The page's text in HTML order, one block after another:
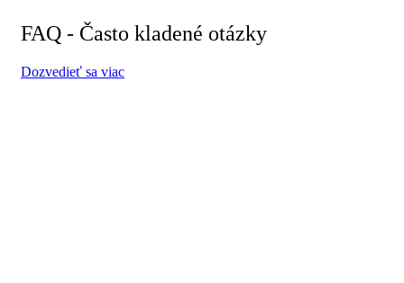
FAQ - Často kladené otázky
Dozvedieť sa viac